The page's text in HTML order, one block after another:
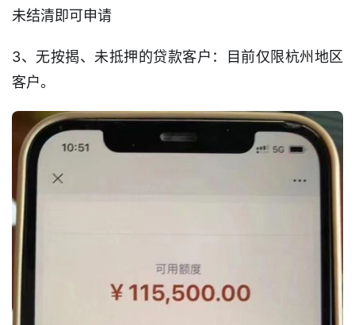
未结清即可申请
3、无按揭、未抵押的贷款客户：目前仅限杭州地区
客户。